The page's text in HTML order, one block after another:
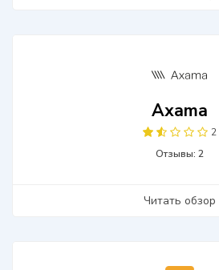
Axama
2
Отзывы: 2
Читать обзор